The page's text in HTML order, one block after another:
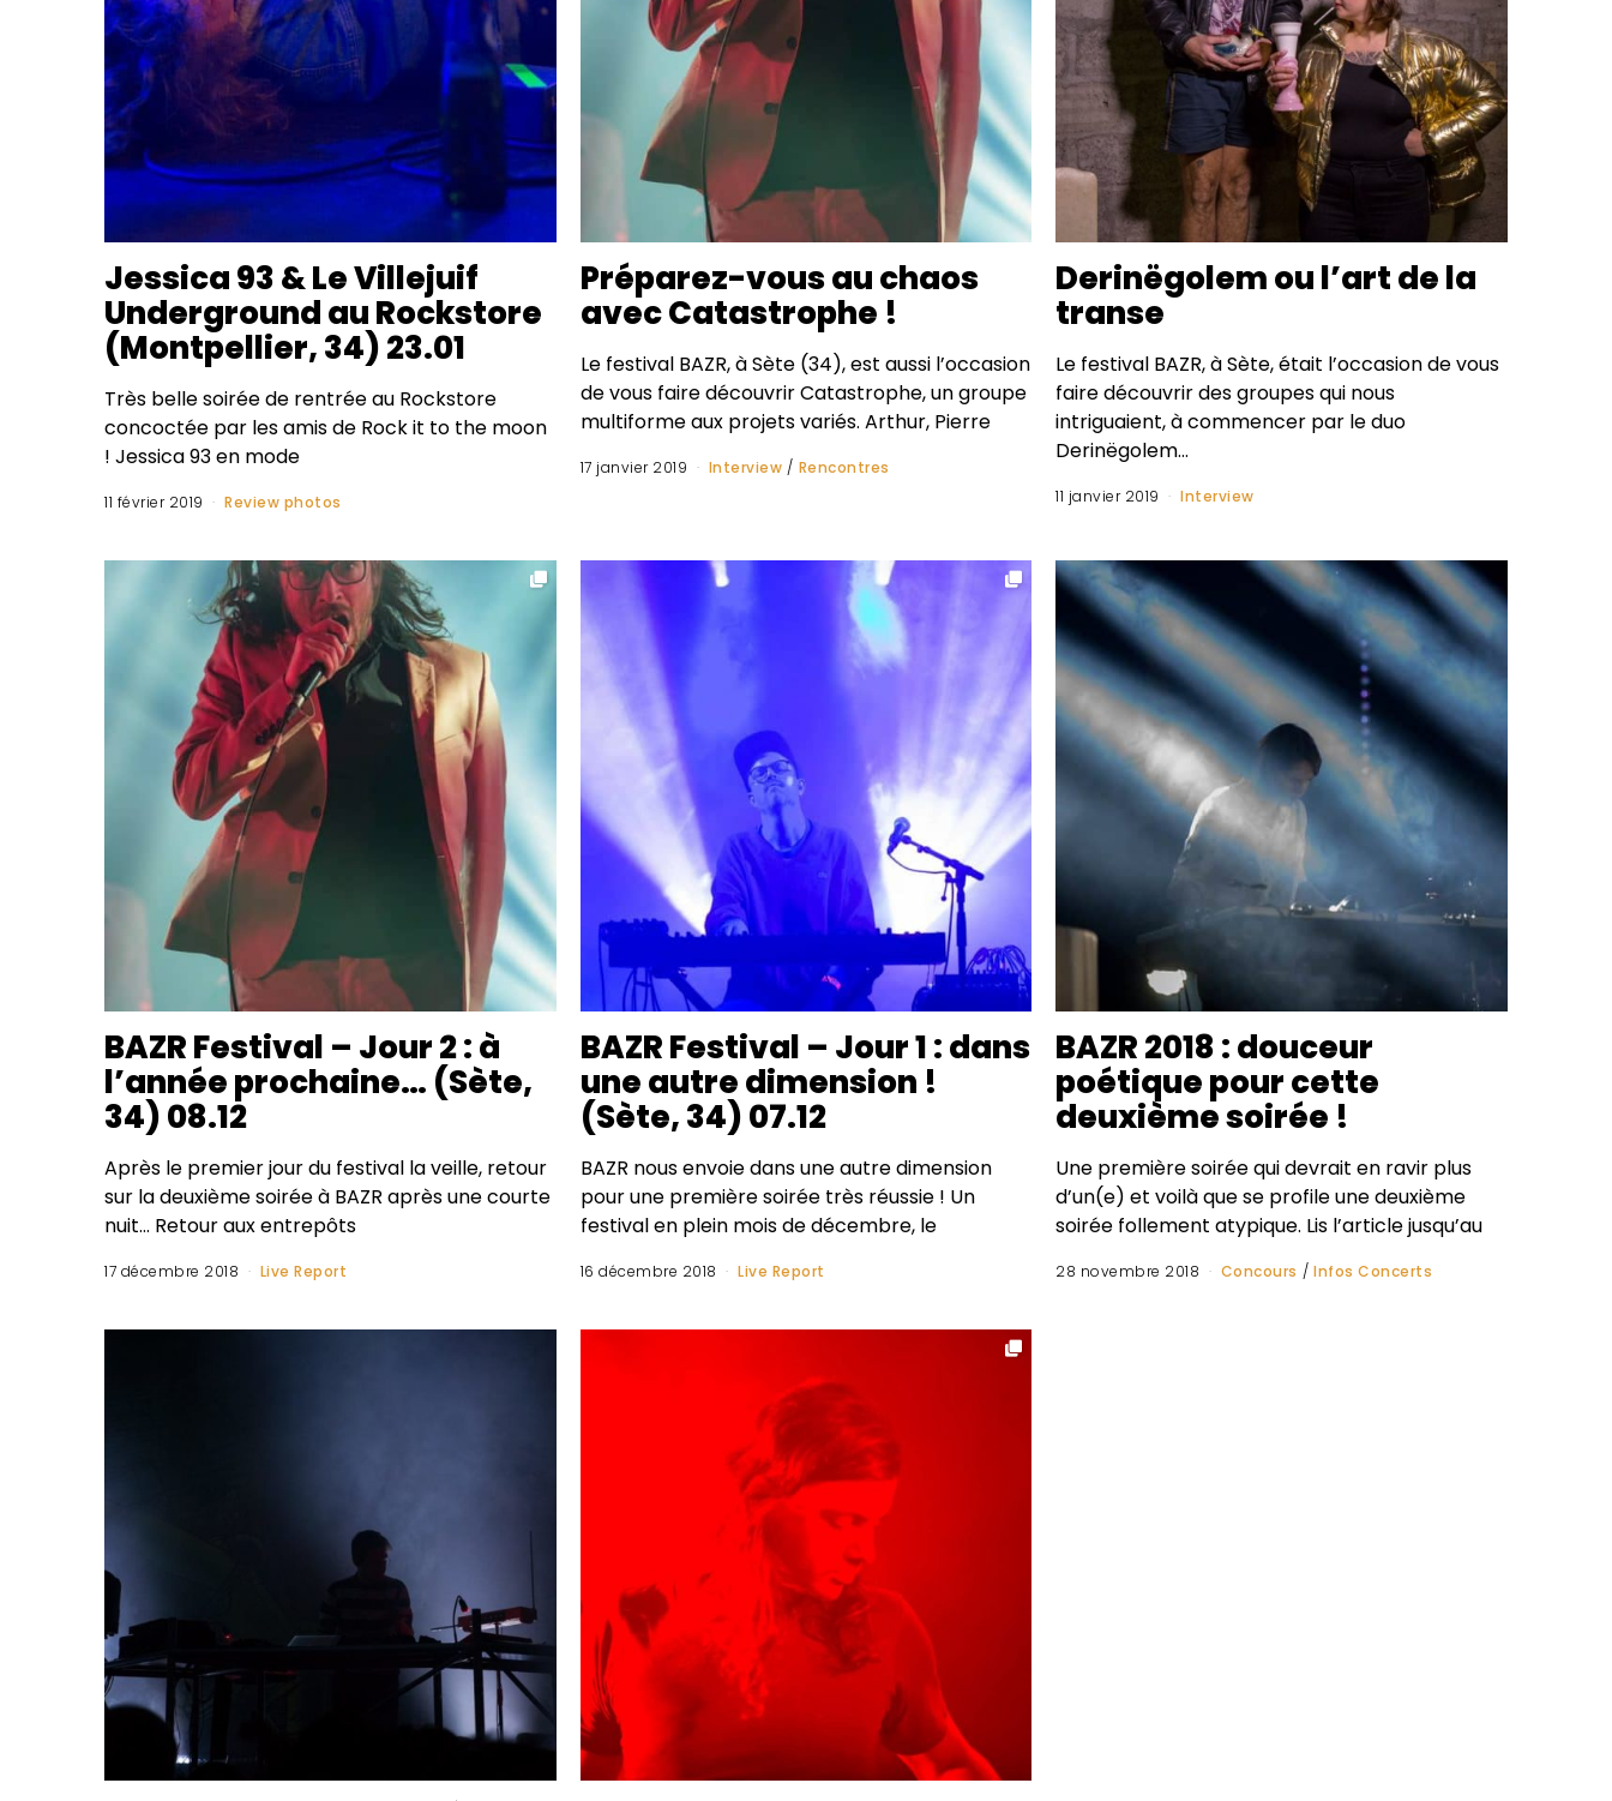
Jessica 93 & Le Villejuif
Underground au Rockstore
(Montpellier, 34) 23.01
Très belle soirée de rentrée au Rockstore
concoctée par les amis de Rock it to the moon
! Jessica 93 en mode
11 février 2019 Review photos
Préparez-vous au chaos
avec Catastrophe !
Le festival BAZR, à Sète (34), est aussi l’occasion
de vous faire découvrir Catastrophe, un groupe
multiforme aux projets variés. Arthur, Pierre
17 janvier 2019 Interview / Rencontres
Derinëgolem ou l’art de la
transe
Le festival BAZR, à Sète, était l’occasion de vous
faire découvrir des groupes qui nous
intriguaient, à commencer par le duo
Derinëgolem…
11 janvier 2019 Interview
BAZR Festival – Jour 2 : à
l’année prochaine… (Sète,
34) 08.12
Après le premier jour du festival la veille, retour
sur la deuxième soirée à BAZR après une courte
nuit… Retour aux entrepôts
17 décembre 2018 Live Report
BAZR Festival – Jour 1 : dans
une autre dimension !
(Sète, 34) 07.12
BAZR nous envoie dans une autre dimension
pour une première soirée très réussie ! Un
festival en plein mois de décembre, le
16 décembre 2018 Live Report
BAZR 2018 : douceur
poétique pour cette
deuxième soirée !
Une première soirée qui devrait en ravir plus
d’un(e) et voilà que se profile une deuxième
soirée follement atypique. Lis l’article jusqu’au
28 novembre 2018 Concours / Infos Concerts